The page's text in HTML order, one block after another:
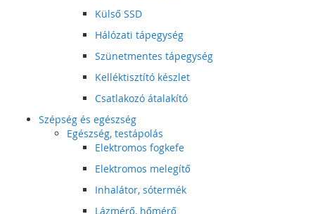
Külső SSD
Hálózati tápegység
Szünetmentes tápegység
Kelléktisztító készlet
Csatlakozó átalakító
Szépség és egészség
Egészség, testápolás
Elektromos fogkefe
Elektromos melegítő
Inhalátor, sótermék
Lázmérő, hőmérő